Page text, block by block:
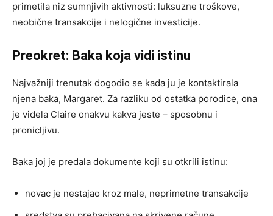
primetila niz sumnjivih aktivnosti: luksuzne troškove,
neobične transakcije i nelogične investicije.
Preokret: Baka koja vidi istinu
Najvažniji trenutak dogodio se kada ju je kontaktirala
njena baka, Margaret. Za razliku od ostatka porodice, ona
je videla Claire onakvu kakva jeste – sposobnu i
pronicljivu.
Baka joj je predala dokumente koji su otkrili istinu:
novac je nestajao kroz male, neprimetne transakcije